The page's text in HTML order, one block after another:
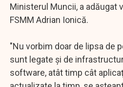
Ministerul Muncii, a adăugat
FSMM Adrian Ionică.
"Nu vorbim doar de lipsa de
sunt legate şi de
software, atât timp cât